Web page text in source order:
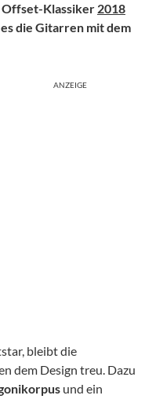
Klassiker 2018
die Gitarren mit dem
ANZEIGE
bleibt die
dem Design treu. Dazu
und ein